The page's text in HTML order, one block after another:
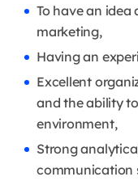
To have an
marketing,
Having an
Excellent
and the ability
environment,
Strong
communication